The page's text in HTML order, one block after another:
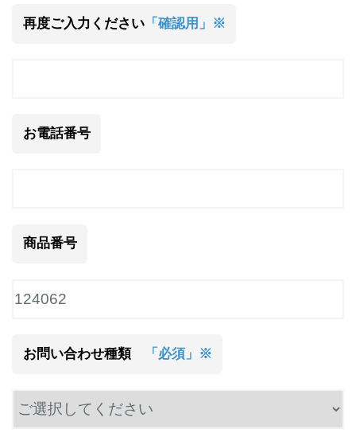
再度ご入力ください「確認用」※
お電話番号
商品番号
お問い合わせ種類 「必須」※